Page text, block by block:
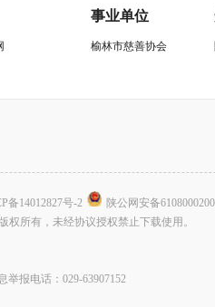
事业单位
榆林市慈善协会
备14012827号-2
陕公网安备
所有，未经协议授权禁止下载使用。
报电话：029-63907152